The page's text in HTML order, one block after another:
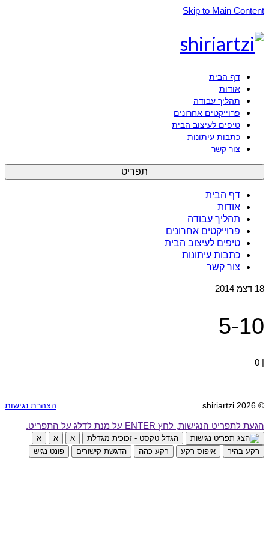
Skip to Main Content
דף הבית
אודות
תהליך עבודה
פרוייקטים אחרונים
טיפים לעיצוב הבית
כתבות עיתונות
צור קשר
תפריט
דף הבית
אודות
תהליך עבודה
פרוייקטים אחרונים
טיפים לעיצוב הבית
כתבות עיתונות
צור קשר
18 דצמ 2014
5-10
|
0
הצהרת נגישות © 2026 shiriartzi
הגעת לתפריט הנגישות, לחץ ENTER על מנת לדלג על התפריט.
הגדל טקסט - זכוכית מגדלת א א
א
רקע בהיר
איפוס רקע רקע כהה הדגשת קישורים פונט נגיש